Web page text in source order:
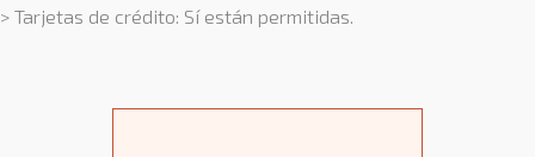
> Tarjetas de crédito: Sí están permitidas.